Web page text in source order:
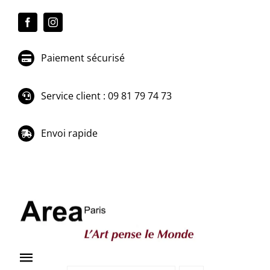
Paiement sécurisé
Service client : 09 81 79 74 73
Envoi rapide